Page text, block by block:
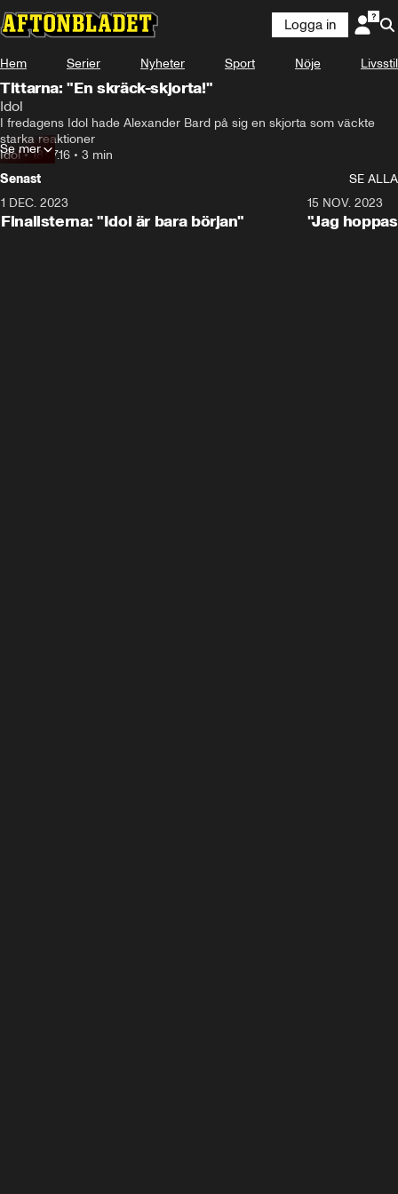
Logga in
Hem Serier Nyheter Sport Nöje Livsstil
Tittarna: "En skräck-skjorta!"
Idol
I fredagens Idol hade Alexander Bard på sig en skjorta som väckte
starka reaktioner
Idol•18.07.16 • 3 min
Se mer
Senast
SE ALLA
1 DEC. 2023
Finalisterna: "Idol är bara början"
15 NOV. 2023
"Jag